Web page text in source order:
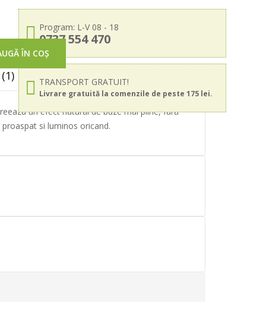
Program: L-V 08 - 18
0737 554 470
TRANSPORT GRATUIT!
Livrare gratuită la comenzile de peste 175 lei.
ÎN COȘ
un efect natural de buze mai pline, fara
si luminos oricand.